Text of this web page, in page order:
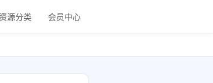
源分类 会员中心